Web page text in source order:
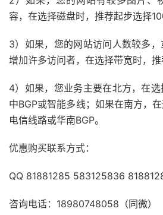
容，在选择磁盘时，推荐起步选择
3）如果，您的网站访问人数较多
增加许多访问者，在选择带宽时，推
4）如果，您业务主要在北方，在
中BGP或智能多线；如果在南方，
电信线路或华南BGP。
优惠购买联系方式：
QQ 81881285 583125836
咨询电话：18980748058（同微）